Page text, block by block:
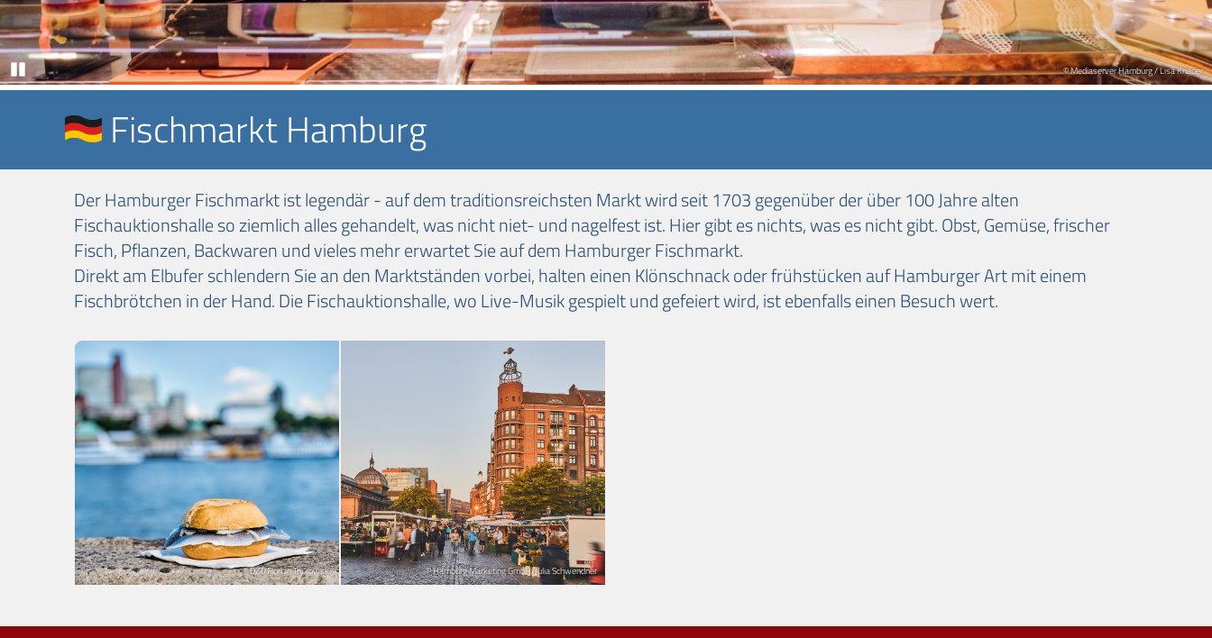
Pause © Mediaserver Hamburg / Lisa Knauer
Fischmarkt Hamburg
Der Hamburger Fischmarkt ist legendär - auf dem traditionsreichsten Markt wird seit 1703 gegenüber der über 100 Jahre alten
Fischauktionshalle so ziemlich alles gehandelt, was nicht niet- und nagelfest ist. Hier gibt es nichts, was es nicht gibt. Obst, Gemüse, frischer
Fisch, Pflanzen, Backwaren und vieles mehr erwartet Sie auf dem Hamburger Fischmarkt.
Direkt am Elbufer schlendern Sie an den Marktständen vorbei, halten einen Klönschnack oder frühstücken auf Hamburger Art mit einem
Fischbrötchen in der Hand. Die Fischauktionshalle, wo Live-Musik gespielt und gefeiert wird, ist ebenfalls einen Besuch wert.
© DZT/Florian Trykowski © Hamburg Marketing GmbH/Julia Schwendner